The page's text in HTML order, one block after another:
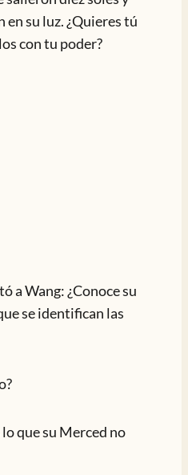
su luz. ¿Quieres tú
con tu poder?
a Wang: ¿Conoce su
se identifican las
lo que su Merced no